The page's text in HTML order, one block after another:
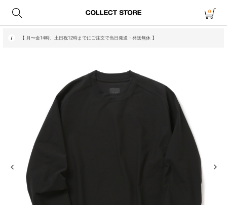
0
【 月〜金14時、土日祝12時までにご注文で当日発送・発送無休 】